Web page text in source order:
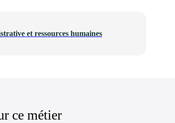
et ressources humaines
ce métier